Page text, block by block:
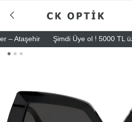
Ataşehir Şimdi Üye ol ! 5000 TL